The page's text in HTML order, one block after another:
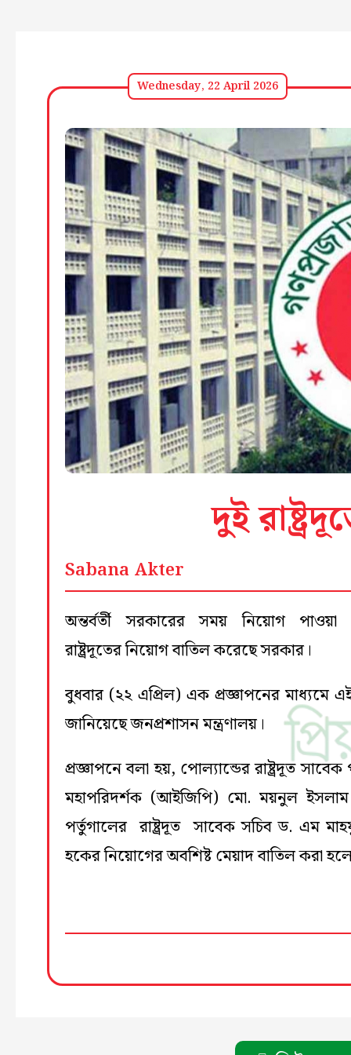
Wednesday, 22 April 2026
দুই
Sabana Akter
অন্তর্বর্তী সরকারের সময় নিয়োগ
রাষ্ট্রদূতের নিয়োগ বাতিল করেছে সরকার।
বুধবার (২২ এপ্রিল) এক প্রজ্ঞাপনের মাধ্যমে
জানিয়েছে জনপ্রশাসন মন্ত্রণালয়।
প্রজ্ঞাপনে বলা হয়, পোল্যান্ডের রাষ্ট্রদূত
মহাপরিদর্শক (আইজিপি) মো. ময়নুল
পর্তুগালের রাষ্ট্রদূত সাবেক সচিব ড. এম
হকের নিয়োগের অবশিষ্ট মেয়াদ বাতিল করা